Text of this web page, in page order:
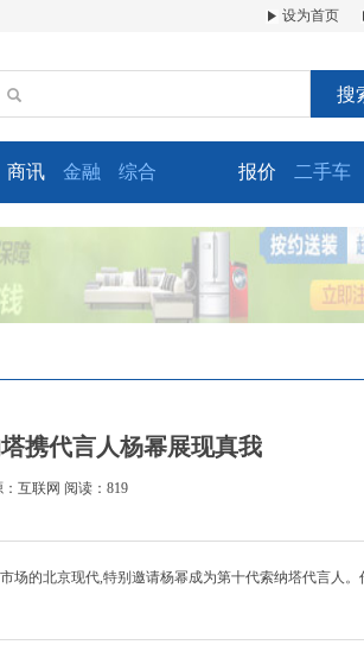
设为首页
搜
商讯 金融 综合 报价 二手车
携代言人杨幂展现真我
互联网 阅读：819
场的北京现代,特别邀请杨幂成为第十代索纳塔代言人